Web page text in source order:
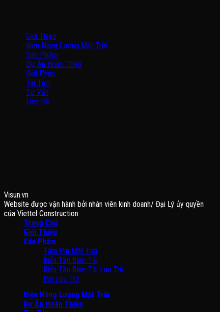
Giới Thiệu
Điện Năng Lượng Mặt Trời
Sản Phẩm
Dự Án Hoàn Thiện
Giải Pháp
Tin Tức
Tư Vấn
Liên Hệ
Visun.vn
Website được vận hành bởi nhân viên kinh doanh/ Đại Lý ủy quyền
của Viettel Construction
Trang Chủ
Giới Thiệu
Sản Phẩm
Tấm Pin Mặt Trời
Biến Tần Bám Tải
Biến Tần Bám Tải Lưu Trữ
Pin Lưu Trữ
Điện Năng Lượng Mặt Trời
Dự Án Hoàn Thiện